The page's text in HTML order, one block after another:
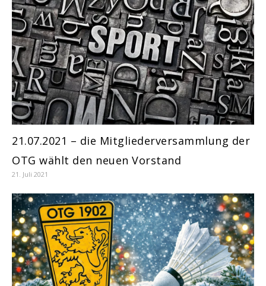
21.07.2021 – die Mitgliederversammlung der
OTG wählt den neuen Vorstand
21. Juli 2021